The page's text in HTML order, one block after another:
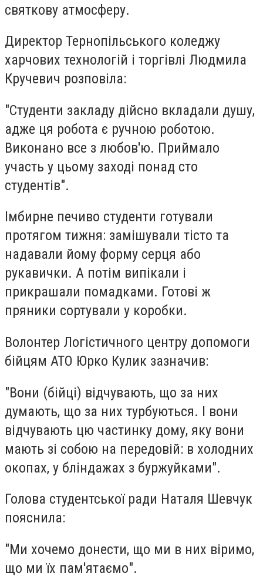
святкову атмосферу.
Директор Тернопільського коледжу
харчових технологій і торгівлі Людмила
Кручевич розповіла:
"Студенти закладу дійсно вкладали душу,
адже ця робота є ручною роботою.
Виконано все з любов'ю. Приймало
участь у цьому заході понад сто
студентів".
Імбирне печиво студенти готували
протягом тижня: замішували тісто та
надавали йому форму серця або
рукавички. А потім випікали і
прикрашали помадками. Готові ж
пряники сортували у коробки.
Волонтер Логістичного центру допомоги
бійцям АТО Юрко Кулик зазначив:
"Вони (бійці) відчувають, що за них
думають, що за них турбуються. І вони
відчувають цю частинку дому, яку вони
мають зі собою на передовій: в холодних
окопах, у бліндажах з буржуйками".
Голова студентської ради Наталя Шевчук
пояснила:
"Ми хочемо донести, що ми в них віримо,
що ми їх пам'ятаємо".